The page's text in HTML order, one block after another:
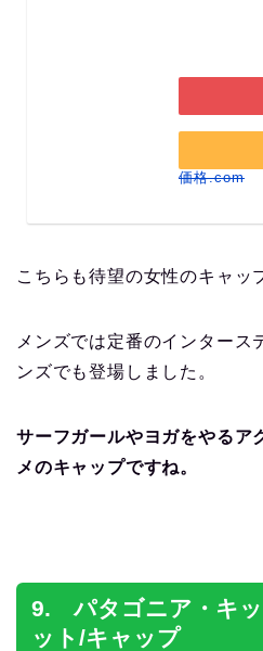
価格.com
こちらも待望の女性のキャッ
メンズでは定番のインタース
ンズでも登場しました。
サーフガールやヨガをやるア
メのキャップですね。
9. パタゴニア・キッ
ット/キャップ